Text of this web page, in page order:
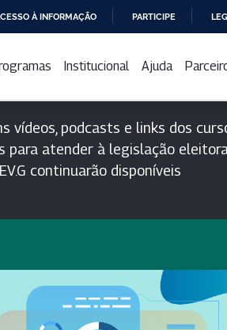
À INFORMAÇÃO PARTICIPE
Institucional Ajuda
vídeos, podcasts e links dos
para atender à legislação
continuarão disponíveis